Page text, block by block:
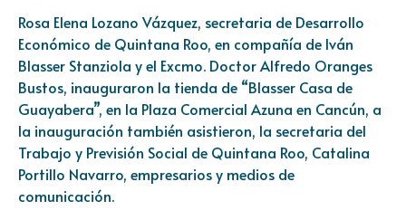
Rosa Elena Lozano Vázquez, secretaria de Desarrollo
Económico de Quintana Roo, en compañía de Iván
Blasser Stanziola y el Excmo. Doctor Alfredo Oranges
Bustos, inauguraron la tienda de “Blasser Casa de
Guayabera”, en la Plaza Comercial Azuna en Cancún, a
la inauguración también asistieron, la secretaria del
Trabajo y Previsión Social de Quintana Roo, Catalina
Portillo Navarro, empresarios y medios de
comunicación.